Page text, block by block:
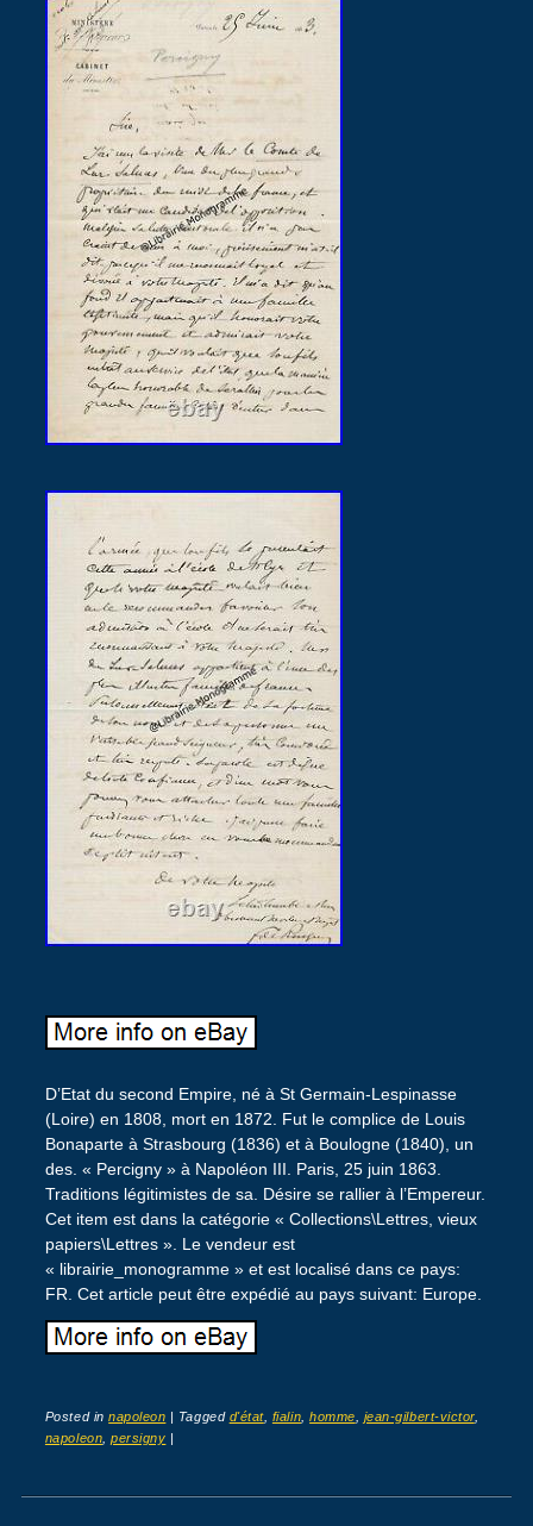
D’Etat du second Empire, né à St Germain-Lespinasse
(Loire) en 1808, mort en 1872. Fut le complice de Louis
Bonaparte à Strasbourg (1836) et à Boulogne (1840), un
des. « Percigny » à Napoléon III. Paris, 25 juin 1863.
Traditions légitimistes de sa. Désire se rallier à l’Empereur.
Cet item est dans la catégorie « Collections\Lettres, vieux
papiers\Lettres ». Le vendeur est
« librairie_monogramme » et est localisé dans ce pays:
FR. Cet article peut être expédié au pays suivant: Europe.
Posted innapoleon | Tagged d'état, fialin ,homme jean-gilbert-victor,
napoleon ,persigny |